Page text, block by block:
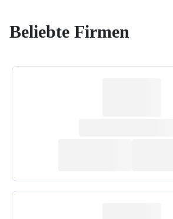
Beliebte Firmen